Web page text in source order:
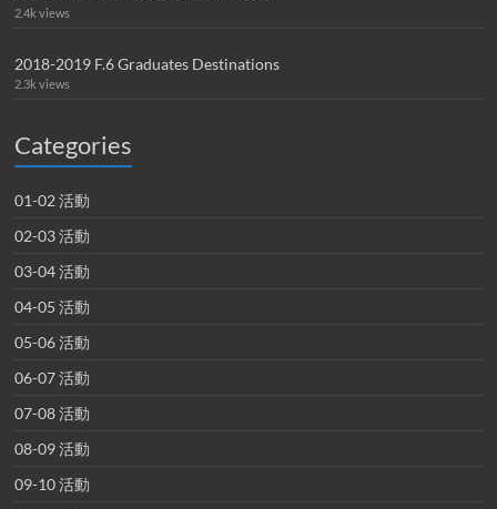
2.4k views
2018-2019 F.6 Graduates Destinations
2.3k views
Categories
01-02 活動
02-03 活動
03-04 活動
04-05 活動
05-06 活動
06-07 活動
07-08 活動
08-09 活動
09-10 活動